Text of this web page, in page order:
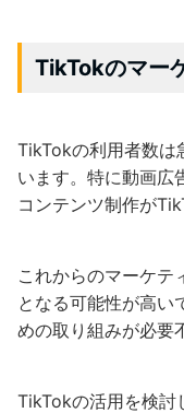
TikTokのマー
TikTokの利用者数は
います。特に動画広
コンテンツ制作が
これからのマーケテ
となる可能性が高い
めの取り組みが必要
TikTokの活用を検討